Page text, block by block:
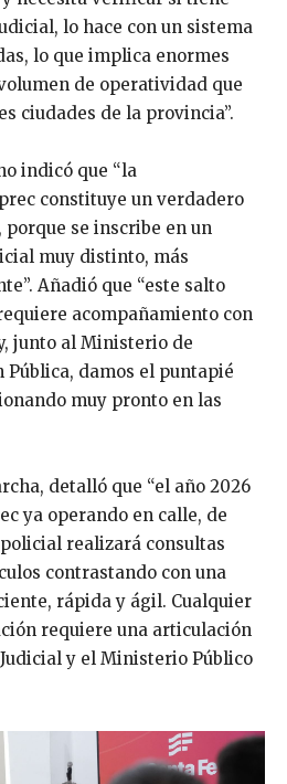
lo hace con un sistema
lo que implica enormes
de operatividad que
ciudades de la provincia”.
indicó que “la
constituye un verdadero
se inscribe en un
muy distinto, más
Añadió que “este salto
acompañamiento con
junto al Ministerio de
Pública, damos el puntapié
muy pronto en las
detalló que “el año 2026
ya operando en calle, de
realizará consultas
contrastando con una
rápida y ágil. Cualquier
requiere una articulación
y el Ministerio Público